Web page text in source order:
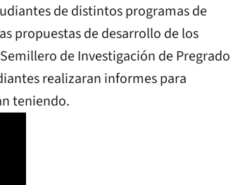
de distintos programas de
propuestas de desarrollo de los
de Investigación de Pregrado
realizaran informes para
teniendo.